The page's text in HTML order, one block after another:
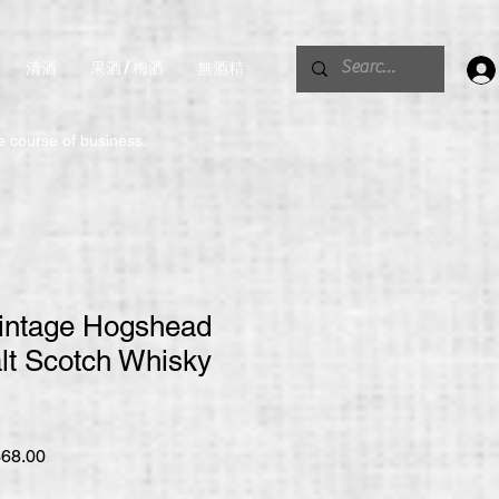
清酒 果酒 / 梅酒 無酒精
of business.
Hogshead
Scotch Whisky
促